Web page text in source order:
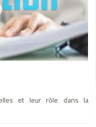
et leur rôle dans la